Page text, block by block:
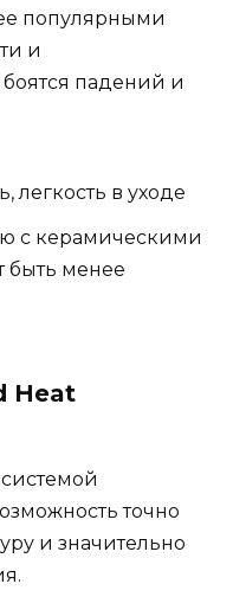
популярными
и
падений и
легкость в уходе
с керамическими
быть менее
Heat
точно
и значительно